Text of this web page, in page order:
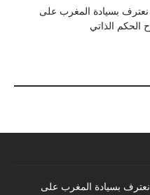
بسيادة المغرب على
الحكم الذاتي
بسيادة المغرب على